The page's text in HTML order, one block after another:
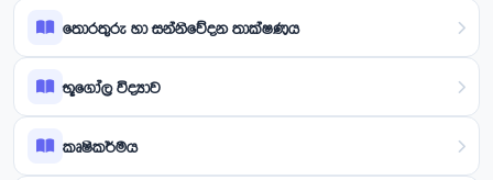
තොරතුරු හා සන්නිවේදන තාක්ෂණය
භූගෝල විද්‍යාව
කෘෂිකර්මය